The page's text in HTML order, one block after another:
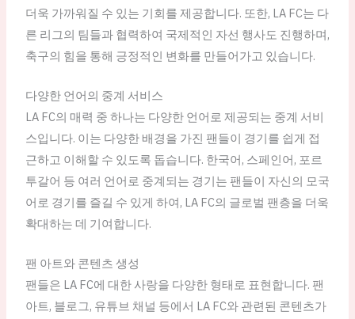
더욱 가까워질 수 있는 기회를 제공합니다. 또한, LA FC는 다
른 리그의 팀들과 협력하여 국제적인 자선 행사도 진행하며,
축구의 힘을 통해 긍정적인 변화를 만들어가고 있습니다.
다양한 언어의 중계 서비스
LA FC의 매력 중 하나는 다양한 언어로 제공되는 중계 서비
스입니다. 이는 다양한 배경을 가진 팬들이 경기를 쉽게 접
근하고 이해할 수 있도록 돕습니다. 한국어, 스페인어, 포르
투갈어 등 여러 언어로 중계되는 경기는 팬들이 자신의 모국
어로 경기를 즐길 수 있게 하여, LA FC의 글로벌 팬층을 더욱
확대하는 데 기여합니다.
팬 아트와 콘텐츠 생성
팬들은 LA FC에 대한 사랑을 다양한 형태로 표현합니다. 팬
아트, 블로그, 유튜브 채널 등에서 LA FC와 관련된 콘텐츠가